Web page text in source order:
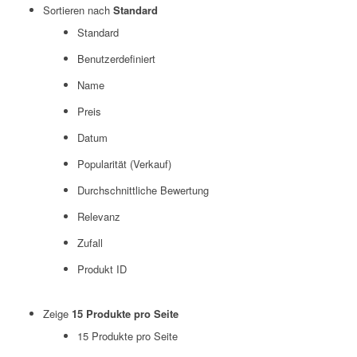
Sortieren nach Standard
Standard
Benutzerdefiniert
Name
Preis
Datum
Popularität (Verkauf)
Durchschnittliche Bewertung
Relevanz
Zufall
Produkt ID
Zeige 15 Produkte pro Seite
15 Produkte pro Seite